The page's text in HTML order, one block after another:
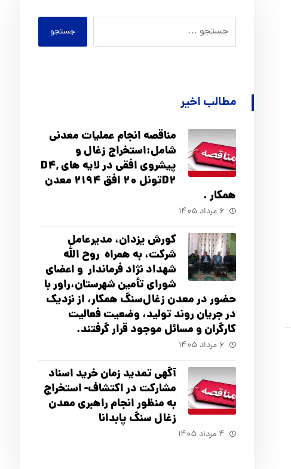
جستجو
مطالب اخیر
مناقصه انجام عملیات معدنی
شامل:استخراج زغال و
پیشروی افقی در لایه های D4,
D2تونل 20 افق 2194 معدن
همکار .
۶ مرداد ۱۴۰۵
کورش یزدان، مدیرعامل
شرکت، به همراه روح الله
شهداد نژاد فرماندار و اعضای
شورای تأ‌مین شهرستان،راور با
حضور در معدن زغال‌سنگ همکار، از نزدیک
در جریان روند تولید، وضعیت فعالیت
کارگران و مسائل موجود قرار گرفتند.
۶ مرداد ۱۴۰۵
آگهي تمدید زمان خرید اسناد
مشارکت در اکتشاف- استخراج
به منظور انجام راهبری معدن
زغال سنگ پابدانا
۴ مرداد ۱۴۰۵